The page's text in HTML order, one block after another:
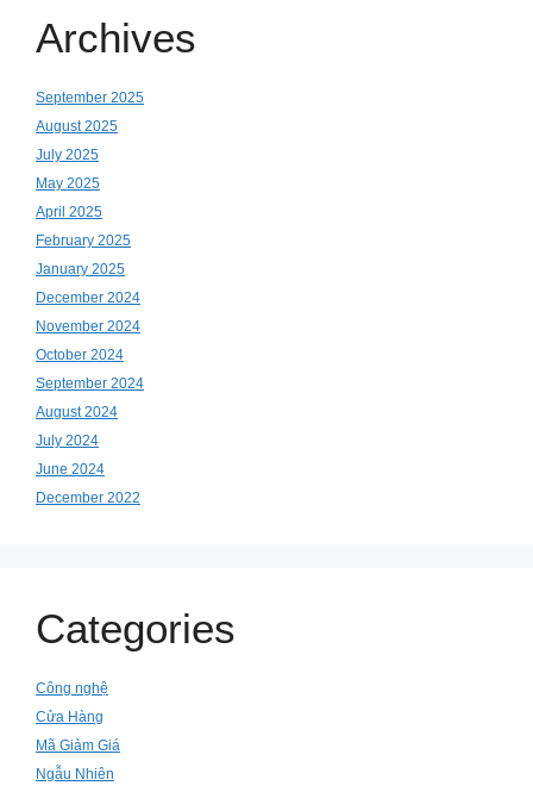
Archives
September 2025
August 2025
July 2025
May 2025
April 2025
February 2025
January 2025
December 2024
November 2024
October 2024
September 2024
August 2024
July 2024
June 2024
December 2022
Categories
Công nghệ
Cửa Hàng
Mã Giảm Giá
Ngẫu Nhiên